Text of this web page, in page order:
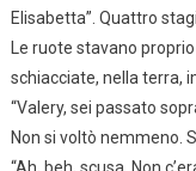
Elisabetta”. Quattro
Le ruote stavano
schiacciate, nella terra,
“Valery, sei passato
Non si voltò nemmeno.